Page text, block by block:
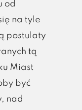
od
na tyle
postulaty
tą
Miast
być
nad